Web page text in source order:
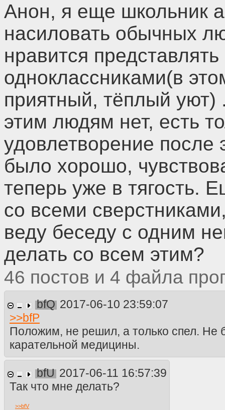
Анон, я еще школьник а
насиловать обычных
нравится
одноклассниками(в
приятный, тёплый уют)
этим людям нет, есть
удовлетворение после
было хорошо,
теперь уже в тягость.
со всеми
веду беседу с одним
делать со всем этим?
46 4
bfQ 2017-06-10 23:59:07
>>bfP
Положим, не решил, а только спел. Не
карательной медицины.
bfU 2017-06-11 16:57:39
Так что мне делать?
>>bfV